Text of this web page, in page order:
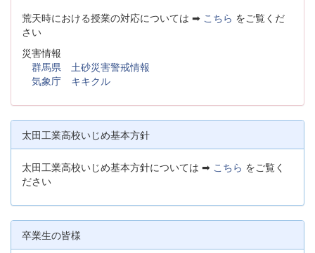
荒天時における授業の対応については ➡ こちら をご覧くだ
さい
災害情報
群馬県 土砂災害警戒情報
気象庁 キキクル
太田工業高校いじめ基本方針
太田工業高校いじめ基本方針については ➡ こちら をご覧く
ださい
卒業生の皆様